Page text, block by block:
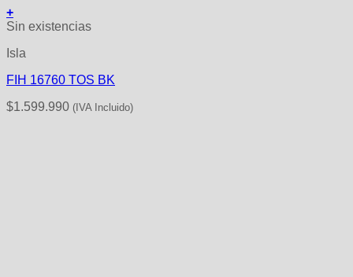
+
Sin existencias
Isla
FIH 16760 TOS BK
$1.599.990 (IVA Incluido)